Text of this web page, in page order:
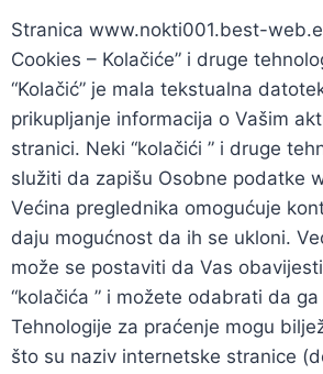
Stranica www.nokti001.best-
Cookies – Kolačiće” i druge
“Kolačić” je mala tekstualna
prikupljanje informacija o Vašim
stranici. Neki “kolačići ” i druge
služiti da zapišu Osobne podatke
Većina preglednika omogućuje
daju mogućnost da ih se ukloni.
može se postaviti da Vas
“kolačića ” i možete odabrati da
Tehnologije za praćenje mogu
što su naziv internetske stranice